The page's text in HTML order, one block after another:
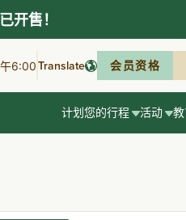
6:00Translate 会员资格
计划您的行程 活动
开售！